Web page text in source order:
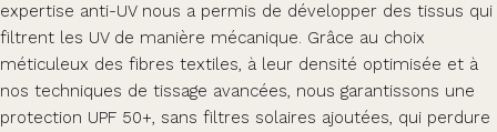
expertise anti-UV nous a permis de développer des tissus qui
filtrent les UV de manière mécanique. Grâce au choix
méticuleux des fibres textiles, à leur densité optimisée et à
nos techniques de tissage avancées, nous garantissons une
protection UPF 50+, sans filtres solaires ajoutées, qui perdure